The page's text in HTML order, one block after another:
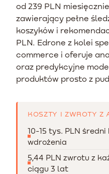
od 239 PLN
zawierający pełne
koszyków i
PLN. Edrone z kolei
commerce i oferuje
oraz predykcyjne
produktów prosto z
KOSZTY I ZWROTY Z
10-15 tys. PLN
wdrożenia
5,44 PLN zwrotu z
ciągu 3 lat